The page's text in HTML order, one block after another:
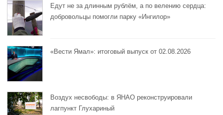
Едут не за длинным рублём, а по велению сердца:
добровольцы помогли парку «Ингилор»
«Вести Ямал»: итоговый выпуск от 02.08.2026
Воздух несвободы: в ЯНАО реконструировали
лагпункт Глухариный